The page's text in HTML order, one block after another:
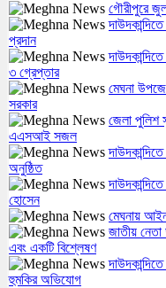
গৌরীপুরে
প্রদান
৩ গ্রেপ্তার
মেঘনা
সরকার
জেলা পুলিশ
এএসআই সজল
অনুষ্ঠিত
হোসেন
মেঘনায়
জাতীয়
এবং একটি বিশ্লেষণ
হুমকির অভিযোগ